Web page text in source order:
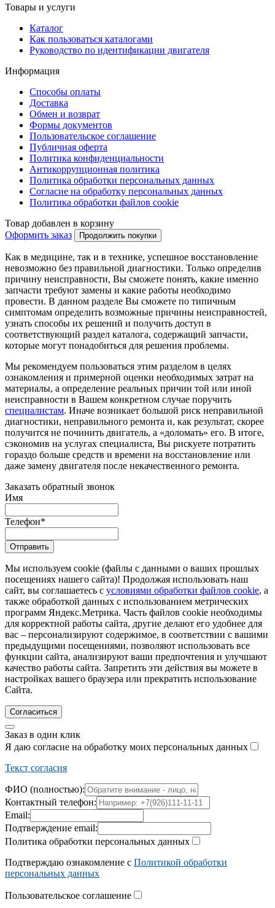
Товары и услуги
Каталог
Как пользоваться каталогами
Руководство по идентификации двигателя
Информация
Способы оплаты
Доставка
Обмен и возврат
Формы документов
Пользовательское соглашение
Публичная оферта
Политика конфиденциальности
Антикоррупционная политика
Политика обработки персональных данных
Согласие на обработку персональных данных
Политика обработки файлов cookie
Товар добавлен в корзину
Оформить заказ
Продолжить покупки
Как в медицине, так и в технике, успешное восстановление
невозможно без правильной диагностики. Только определив
причину неисправности, Вы сможете понять, какие именно
запчасти требуют замены и какие работы необходимо
провести. В данном разделе Вы сможете по типичным
симптомам определить возможные причины неисправностей,
узнать способы их решений и получить доступ в
соответствующий раздел каталога, содержащий запчасти,
которые могут понадобиться для решения проблемы.
Мы рекомендуем пользоваться этим разделом в целях
ознакомления и примерной оценки необходимых затрат на
материалы, а определение реальных причин той или иной
неисправности в Вашем конкретном случае поручить
специалистам. Иначе возникает большой риск неправильной
диагностики, неправильного ремонта и, как результат, скорее
получится не починить двигатель, а «доломать» его. В итоге,
сэкономив на услугах специалиста, Вы рискуете потратить
гораздо больше средств и времени на восстановление или
даже замену двигателя после некачественного ремонта.
Заказать обратный звонок
Имя
Телефон*
Отправить
Мы используем cookie (файлы с данными о ваших прошлых
посещениях нашего сайта)! Продолжая использовать наш
сайт, вы соглашаетесь с условиями обработки файлов cookie, а
также обработкой данных с использованием метрических
программ Яндекс.Метрика. Часть файлов cookie необходимы
для корректной работы сайта, другие делают его удобнее для
вас – персонализируют содержимое, в соответствии с вашими
предыдущими посещениями, позволяют использовать все
функции сайта, анализируют ваши предпочтения и улучшают
качество работы сайта. Запретить эти действия вы можете в
настройках вашего браузера или прекратить использование
Сайта.
Согласиться
Заказ в один клик
Я даю согласие на обработку моих персональных данных
Текст согласия
ФИО (полностью):
Контактный телефон:
Email:
Подтверждение email:
Политика обработки персональных данных
Подтверждаю ознакомление с Политикой обработки
персональных данных
Пользовательское соглашение